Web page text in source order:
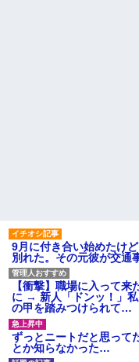
9月に付き合い始めたけ
別れた。その元彼が交通
【衝撃】職場に入って
に → 新人「ドンッ！」
の甲を踏みつけられて…
ずっとニートだと思って
とか知らなかった…